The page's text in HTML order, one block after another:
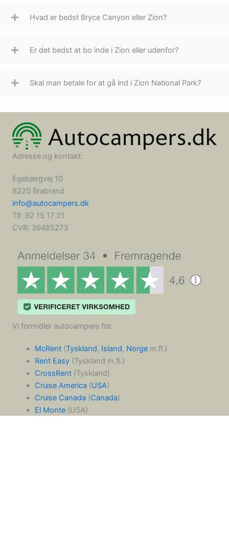
Hvad er bedst Bryce Canyon eller Zion?
Er det bedst at bo inde i Zion eller udenfor?
Skal man betale for at gå ind i Zion National Park?
Adresse og kontakt:
Egebjergvej 10
8220 Brabrand
info@autocampers.dk
Tlf: 92 15 17 21
CVR: 39485273
Vi formidler autocampere fra:
McRent(Tyskland, Island, Norgem.fl.)
Rent Easy(Tyskland m.fl.)
CrossRent(Tyskland)
Cruise America (USA)
Cruise Canada (Canada)
El Monte(USA)